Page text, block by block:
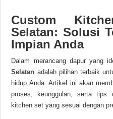
Custom
Selatan: Solusi
Impian Anda
Dalam merancang dapur yang
Selatan adalah pilihan terbaik
hidup Anda. Artikel ini akan
proses, keunggulan, serta tips
kitchen set yang sesuai dengan